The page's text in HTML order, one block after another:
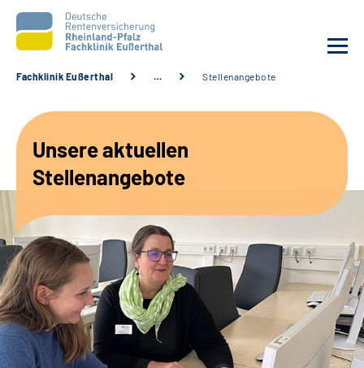
Unsere Angebote
Karriere
Beratungsstellen &
Zuweisende
Suche
Fachklinik Eußerthal … Stellenangebote
Unsere aktuellen
Stellenangebote